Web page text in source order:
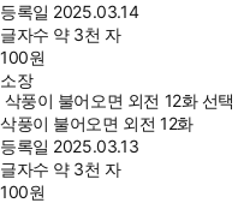
등록일 2025.03.14
글자수 약 3천 자
100원
소장
삭풍이 불어오면 외전 12화 선택
삭풍이 불어오면 외전 12화
등록일 2025.03.13
글자수 약 3천 자
100원